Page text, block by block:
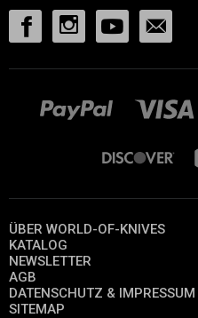
ÜBER WORLD-OF-KNIVES
KATALOG
NEWSLETTER
AGB
DATENSCHUTZ & IMPRESSUM
SITEMAP